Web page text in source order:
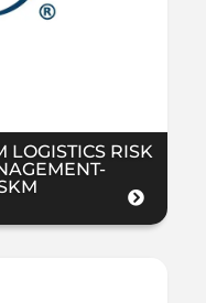
LOGISTICS RISK